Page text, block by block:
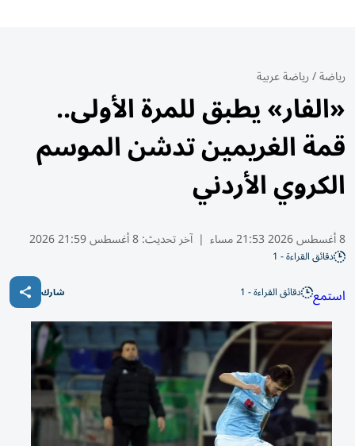
رياضة/رياضة عربية
«الفار» يطبق للمرة الأولى..
قمة الغريمين تدشن الموسم
الكروي الأردني
8 أغسطس 2026 21:53 مساء | آخر تحديث:8 أغسطس 21:59 2026
دقائق القراءة - 1
استمع دقائق القراءة - 1 شارك